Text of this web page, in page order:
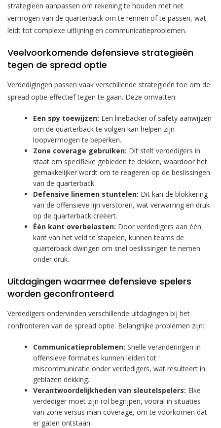
strategieën aanpassen om rekening te houden met het
vermogen van de quarterback om te rennen of te passen, wat
leidt tot complexe uitlijning en communicatieproblemen.
Veelvoorkomende defensieve strategieën
tegen de spread optie
Verdedigingen passen vaak verschillende strategieën toe om de
spread optie effectief tegen te gaan. Deze omvatten:
Een spy toewijzen: Een linebacker of safety aanwijzen
om de quarterback te volgen kan helpen zijn
loopvermogen te beperken.
Zone coverage gebruiken: Dit stelt verdedigers in
staat om specifieke gebieden te dekken, waardoor het
gemakkelijker wordt om te reageren op de beslissingen
van de quarterback.
Defensive linemen stuntelen: Dit kan de blokkering
van de offensieve lijn verstoren, wat verwarring en druk
op de quarterback creëert.
Één kant overbelasten: Door verdedigers aan één
kant van het veld te stapelen, kunnen teams de
quarterback dwingen om snel beslissingen te nemen
onder druk.
Uitdagingen waarmee defensieve spelers
worden geconfronteerd
Verdedigers ondervinden verschillende uitdagingen bij het
confronteren van de spread optie. Belangrijke problemen zijn:
Communicatieproblemen: Snelle veranderingen in
offensieve formaties kunnen leiden tot
miscommunicatie onder verdedigers, wat resulteert in
geblazen dekking.
Verantwoordelijkheden van sleutelspelers: Elke
verdediger moet zijn rol begrijpen, vooral in situaties
van zone versus man coverage, om te voorkomen dat
er gaten ontstaan.